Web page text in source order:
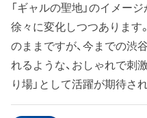
「ギャルの聖地」のイメー
徐々に変化しつつあります
のままですが、今までの渋
れるような、おしゃれで刺
り場」として活躍が期待さ